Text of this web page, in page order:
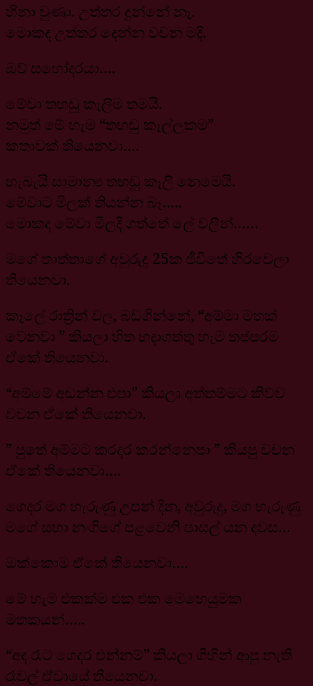
හිනා වුණා. උත්තර දුන්නේ නෑ.
මොකද උත්තර දෙන්න වචන මදි.
ඔව් සහෝදරයා….
මේවා තහඩු කෑලිම තමයි.
නමුත් මේ හැම “තහඩු කෑල්ලකම”
කතාවක් තියෙනවා….
හැබැයි සාමාන්‍ය තහඩු කෑලි නෙමෙයි.
මේවාට මිලක් තියන්න බෑ…..
මොකද මේවා මිලදී ගත්තේ ලේ වලින්……
මගේ තාත්තාගේ අවුරුදු 25ක ජීවිතේ හිරවෙලා
තියෙනවා.
කෑලේ රාත්‍රින් වල, බඩගින්නේ, “අම්මා මතක්
වෙනවා ” කියලා හිත හදාගත්තු හැම තප්පරම
ඒකේ තියෙනවා.
“අම්මේ අඬන්න එපා” කියලා අත්තම්මට කිව්ව
වචන ඒකේ තියෙනවා.
” පුතේ අම්මට කරදර කරන්නෙපා ” කියපු වචන
ඒකේ තියෙනවා….
ගෙදර මග හැරුණු උපන් දින, අවුරුදු, මග හැරුණු
මගේ සහා නංගිගේ පළවෙනි පාසල් යන දවස…
ඔක්කොම ඒකේ තියෙනවා….
මේ හැම එකක්ම එක එක මෙහෙයුමක
මතකයන්…..
“අද රෑට ගෙදර එන්නම්” කියලා ගිහින් ආපු නැති
රෑවල් ඒවායේ තියෙනවා.